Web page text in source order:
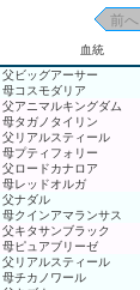
血統
父ビッグアーサー
母コスモダリア
父アニマルキングダム
母タガノタイリン
父リアルスティール
母プティフォリー
父ロードカナロア
母レッドオルガ
父ナダル
母クインアマランサス
父キタサンブラック
母ピュアブリーゼ
父リアルスティール
母チカノワール